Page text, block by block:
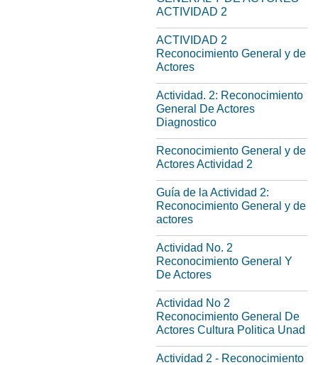
ACTIVIDAD 2
ACTIVIDAD 2
Reconocimiento General y de
Actores
Actividad. 2: Reconocimiento
General De Actores
Diagnostico
Reconocimiento General y de
Actores Actividad 2
Guía de la Actividad 2:
Reconocimiento General y de
actores
Actividad No. 2
Reconocimiento General Y
De Actores
Actividad No 2
Reconocimiento General De
Actores Cultura Politica Unad
Actividad 2 - Reconocimiento